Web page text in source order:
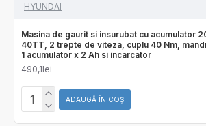
HYUNDAI
Masina de gaurit si insurubat cu acumulator
40TT, 2 trepte de viteza, cuplu 40 Nm,
1 acumulator x 2 Ah si incarcator
490,1lei
ADAUGĂ ÎN COŞ